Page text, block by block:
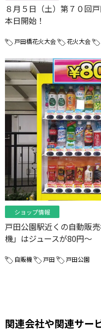
８月５日（土）第７０回
本日開始！
戸田橋花火大会 花火大会
ショップ情報
戸田公園駅近くの自動販
機」はジュースが80円～
自販機 戸田 戸田公園
関連会社や関連サー